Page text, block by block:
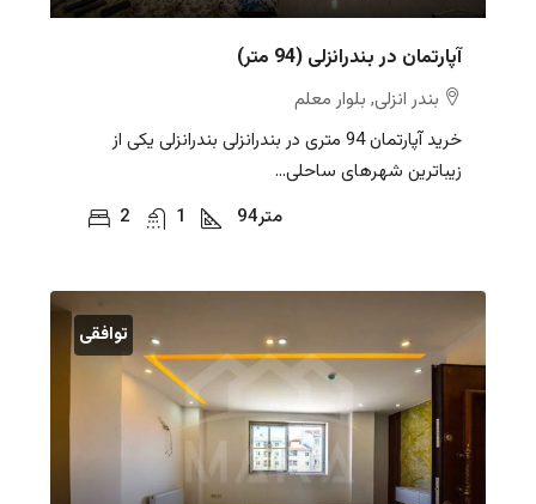
آپارتمان در بندرانزلی (94 متر)
بندر انزلی, بلوار معلم
خرید آپارتمان 94 متری در بندرانزلی بندرانزلی یکی از
زیباترین شهرهای ساحلی...
2
1 94متر
توافقی